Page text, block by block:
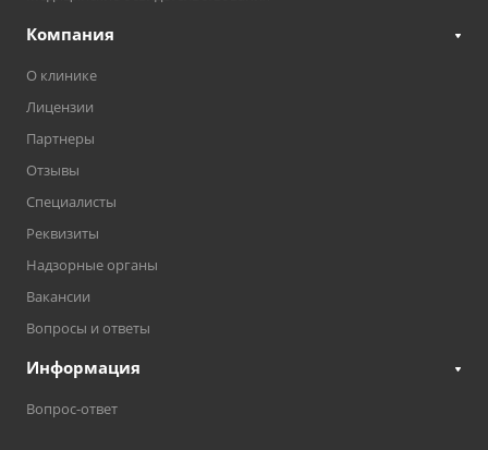
Компания
О клинике
Лицензии
Партнеры
Отзывы
Специалисты
Реквизиты
Надзорные органы
Вакансии
Вопросы и ответы
Информация
Вопрос-ответ